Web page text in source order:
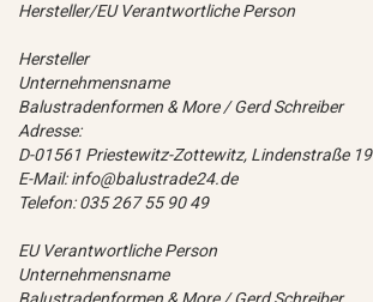
Hersteller/EU Verantwortliche Person
Hersteller
Unternehmensname
Balustradenformen & More / Gerd Schreiber
Adresse:
D-01561 Priestewitz-Zottewitz, Lindenstraße 19
E-Mail: info@balustrade24.de
Telefon: 035 267 55 90 49
EU Verantwortliche Person
Unternehmensname